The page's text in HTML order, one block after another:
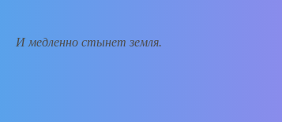
И медленно стынет земля.